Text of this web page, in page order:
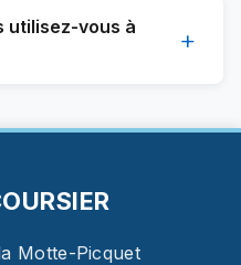
utilisez-vous à
+
Motte-Picquet